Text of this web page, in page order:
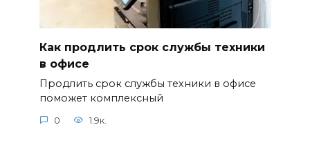
Как продлить срок службы техники
в офисе
Продлить срок службы техники в офисе
поможет комплексный
0 1.9к.